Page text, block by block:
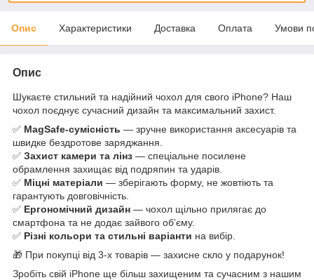
Опис Характеристики Доставка Оплата Умови
Опис
Шукаєте стильний та надійний чохол для свого iPhone? Наш
чохол поєднує сучасний дизайн та максимальний захист.
✅ MagSafe-сумісність — зручне використання аксесуарів та
швидке бездротове заряджання.
✅ Захист камери та лінз — спеціальне посилене
обрамлення захищає від подряпин та ударів.
✅ Міцні матеріали — зберігають форму, не жовтіють та
гарантують довговічність.
✅ Ергономічний дизайн — чохол щільно прилягає до
смартфона та не додає зайвого об’єму.
✅ Різні кольори та стильні варіанти на вибір.
🎁 При покупці від 3-х товарів — захисне скло у подарунок!
Зробіть свій iPhone ще більш захищеним та сучасним з нашим